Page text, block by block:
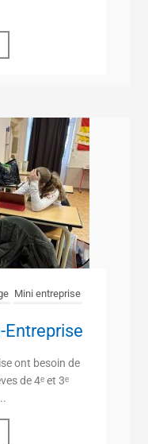
Mini entreprise
Entreprise
ont besoin de
de 4ᵉ et 3ᵉ